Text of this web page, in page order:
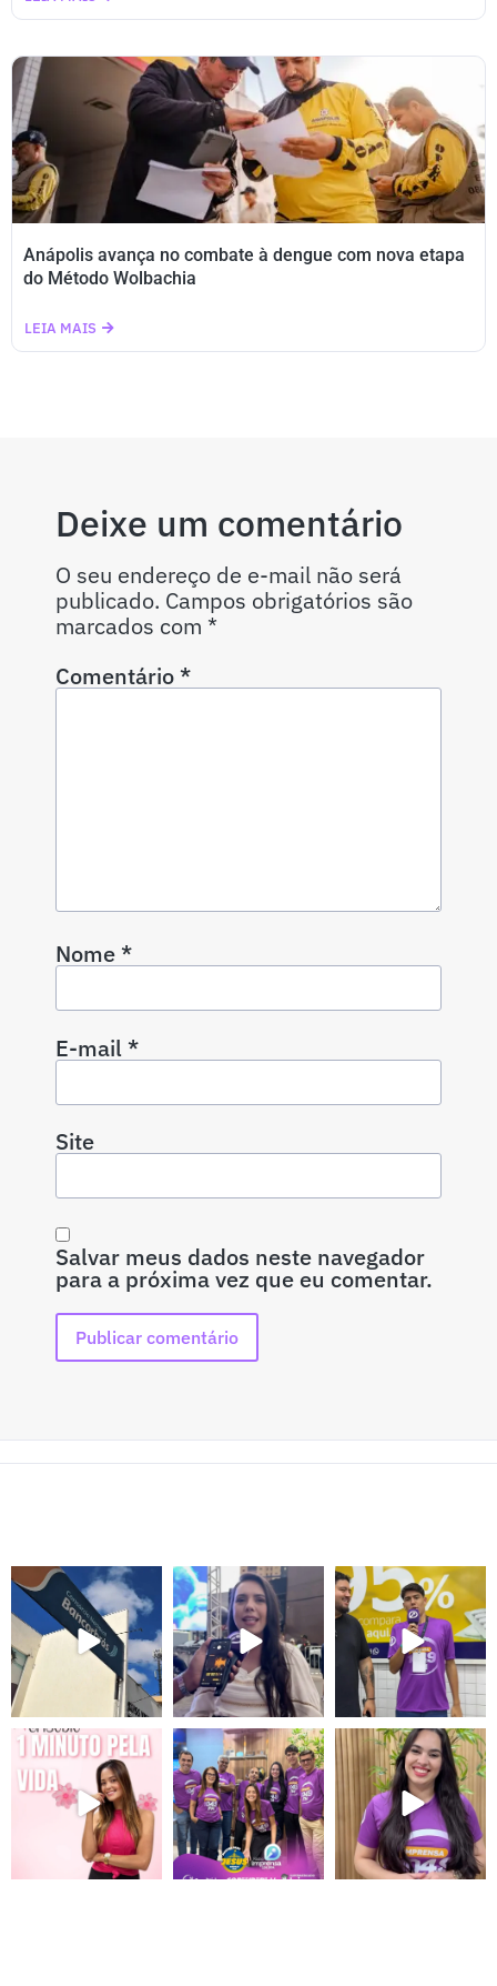
Anápolis avança no combate à dengue com nova etapa
do Método Wolbachia
LEIA MAIS
Deixe um comentário
O seu endereço de e-mail não será
publicado. Campos obrigatórios são
marcados com *
Comentário*
Nome*
E-mail*
Site
Salvar meus dados neste navegador
para a próxima vez que eu comentar.